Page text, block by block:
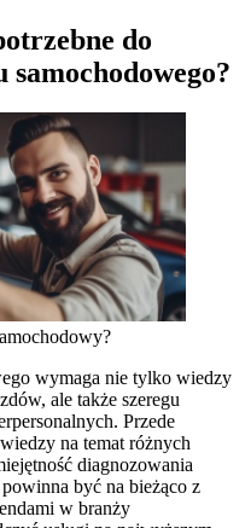
do
wymaga nie tylko wiedzy
ale także szeregu
Przede
na temat różnych
diagnozowania
być na bieżąco z
w branży